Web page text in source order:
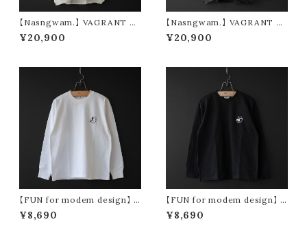
【Nasngwam.】 VAGRANT S
HIRTS (white)
¥20,900
【Nasngwam.】 VAGRANT S
HIRTS (black)
¥20,900
【FUN for modem design】 F
UN baseball l/s tee -usa co
tton- (white)
¥8,690
【FUN for modem design】 F
UN baseball l/s tee -usa co
tton- (black)
¥8,690